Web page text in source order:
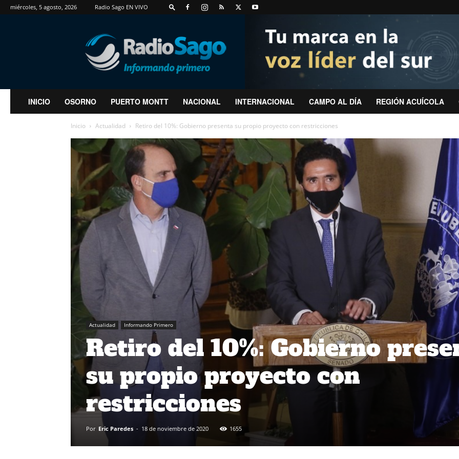
miércoles, 5 agosto, 2026 Radio Sago EN VIVO
RadioSago
INICIO OSORNO PUERTO MONTT NACIONAL INTERNACIONAL CAMPO AL DÍA REGIÓN ACUÍCOLA
Inicio Actualidad Retiro del 10%: Gobierno presenta su propio proyecto con restricciones
Actualidad Informando Primero
Retiro del 10%: Gobierno
su propio proyecto con
restricciones
Por Eric Paredes - 18 de noviembre de 2020 1655